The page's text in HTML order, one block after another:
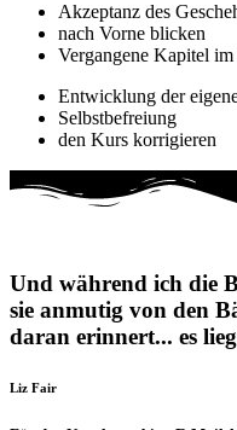
Akzeptanz des
nach Vorne blicken
Vergangene Kapitel
Entwicklung der
Selbstbefreiung
den Kurs korrigieren
Und während ich die
sie anmutig von den
daran erinnert... es
Liz Fair